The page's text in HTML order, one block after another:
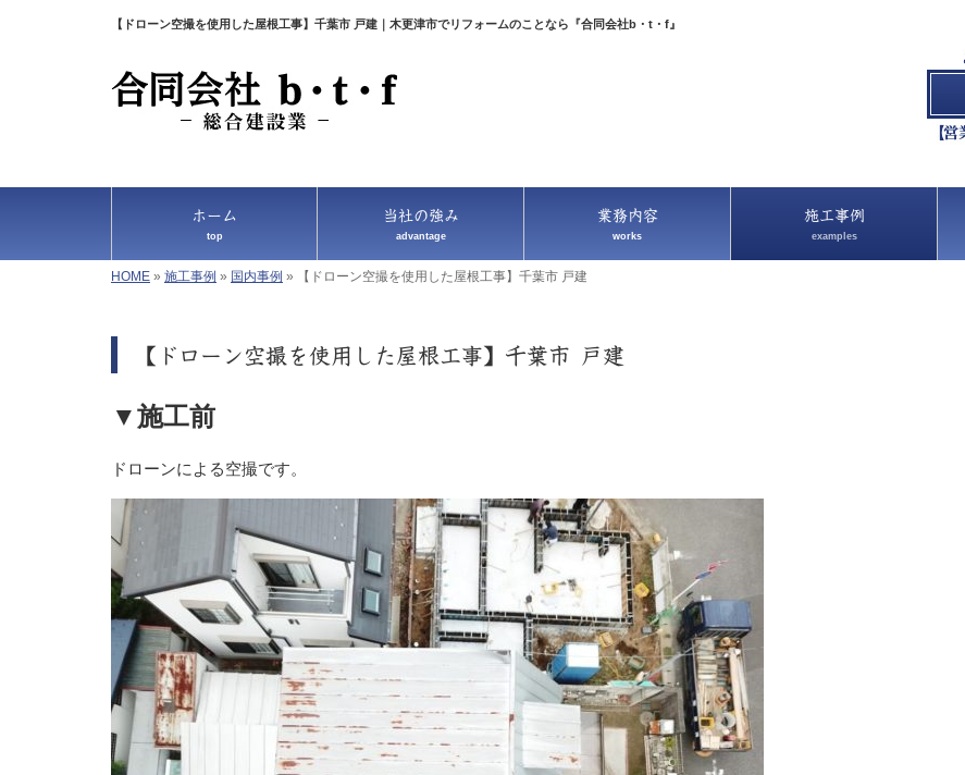
【ドローン空撮を使用した屋根工事】千葉市 戸建｜木更津市でリフォームのことなら『合同会社b・t・f』
ホーム
top
当社の強み
advantage
業務内容
works
施工事例
examples
HOME » 施工事例 » 国内事例 » 【ドローン空撮を使用した屋根工事】千葉市 戸建
【ドローン空撮を使用した屋根工事】千葉市 戸建
▼施工前
ドローンによる空撮です。